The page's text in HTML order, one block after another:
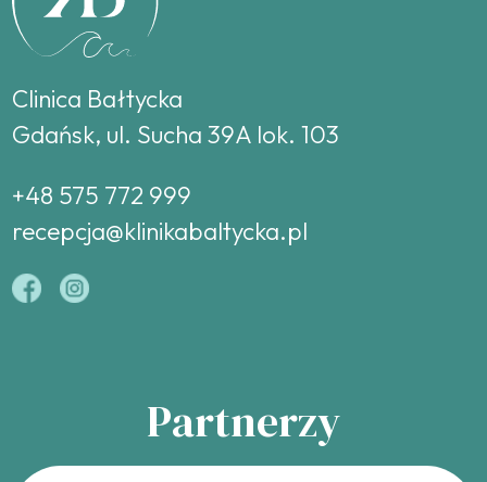
Clinica Bałtycka
Gdańsk, ul. Sucha 39A lok. 103
+48 575 772 999
recepcja@klinikabaltycka.pl
Partnerzy